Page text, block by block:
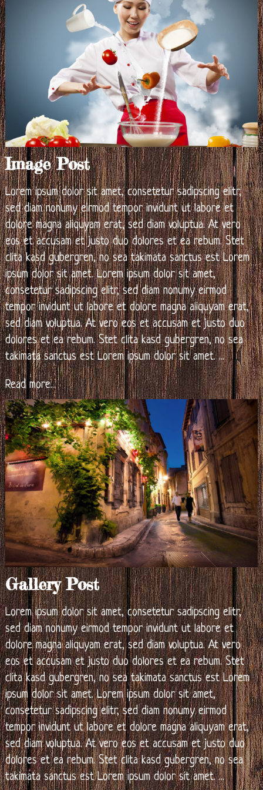
Image Post
Lorem ipsum dolor sit amet, consetetur sadipscing elitr,
sed diam nonumy eirmod tempor invidunt ut labore et
dolore magna aliquyam erat, sed diam voluptua. At vero
eos et accusam et justo duo dolores et ea rebum. Stet
clita kasd gubergren, no sea takimata sanctus est Lorem
ipsum dolor sit amet. Lorem ipsum dolor sit amet,
consetetur sadipscing elitr, sed diam nonumy eirmod
tempor invidunt ut labore et dolore magna aliquyam erat,
sed diam voluptua. At vero eos et accusam et justo duo
dolores et ea rebum. Stet clita kasd gubergren, no sea
takimata sanctus est Lorem ipsum dolor sit amet....
Read more...
Gallery Post
Lorem ipsum dolor sit amet, consetetur sadipscing elitr,
sed diam nonumy eirmod tempor invidunt ut labore et
dolore magna aliquyam erat, sed diam voluptua. At vero
eos et accusam et justo duo dolores et ea rebum. Stet
clita kasd gubergren, no sea takimata sanctus est Lorem
ipsum dolor sit amet. Lorem ipsum dolor sit amet,
consetetur sadipscing elitr, sed diam nonumy eirmod
tempor invidunt ut labore et dolore magna aliquyam erat,
sed diam voluptua. At vero eos et accusam et justo duo
dolores et ea rebum. Stet clita kasd gubergren, no sea
takimata sanctus est Lorem ipsum dolor sit amet....